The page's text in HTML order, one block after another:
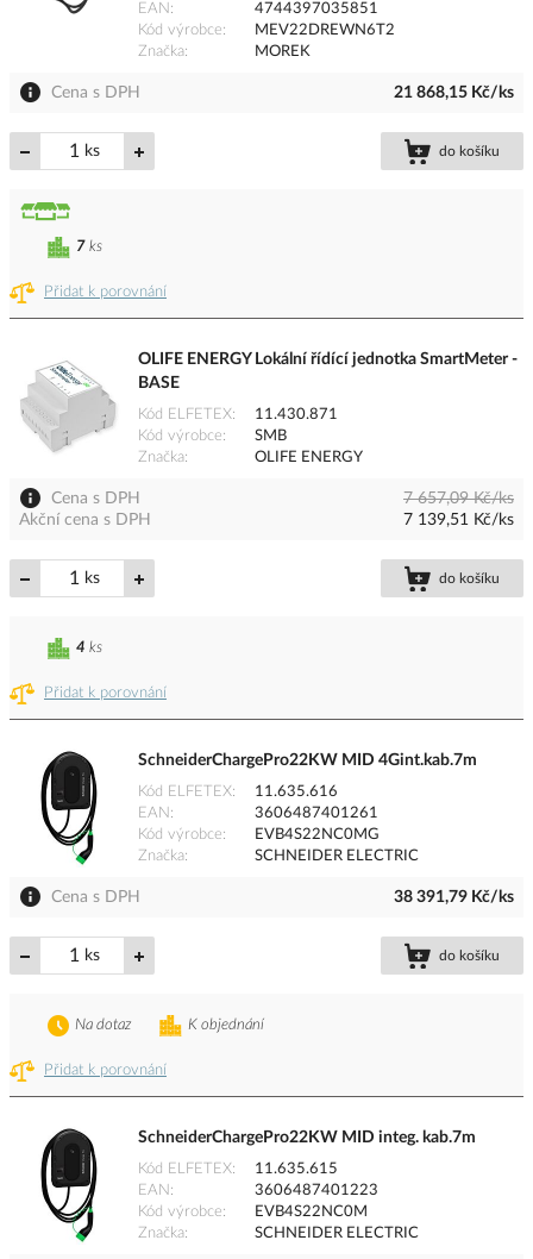
EAN
4744397035851
Kód výrobce
MEV22DREWN6T2
Značka
MOREK
Cena s DPH 21 868,15 Kč/ks
ks do košíku
Přidat k porovnání
7 ks
OLIFE ENERGY Lokální řídící jednotka SmartMeter -
BASE
Kód ELFETEX
11.430.871
Kód výrobce
SMB
Značka
OLIFE ENERGY
Cena s DPH
7 657,09 Kč/ks
Akční cena s DPH
7 139,51 Kč/ks
ks do košíku
Přidat k porovnání
4 ks
SchneiderChargePro22KW MID 4Gint.kab.7m
Kód ELFETEX
11.635.616
EAN
3606487401261
Kód výrobce
EVB4S22NC0MG
Značka
SCHNEIDER ELECTRIC
Cena s DPH 38 391,79 Kč/ks
ks do košíku
Přidat k porovnání
K objednání
Na dotaz
SchneiderChargePro22KW MID integ. kab.7m
Kód ELFETEX
11.635.615
EAN
3606487401223
Kód výrobce
EVB4S22NC0M
Značka
SCHNEIDER ELECTRIC